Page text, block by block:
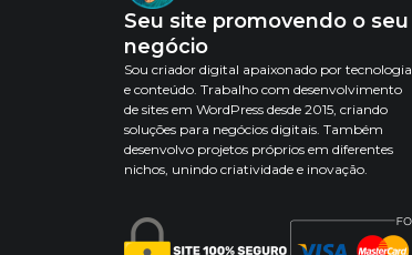
Seu site promovendo o seu
negócio
Sou criador digital apaixonado por tecnologia
e conteúdo. Trabalho com desenvolvimento
de sites em WordPress desde 2015, criando
soluções para negócios digitais. Também
desenvolvo projetos próprios em diferentes
nichos, unindo criatividade e inovação.